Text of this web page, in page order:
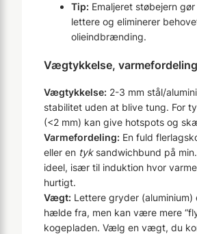
Tip: Emaljeret støbejern
lettere og eliminerer
olieindbrænding.
Vægtykkelse,
Vægtykkelse: 2-3 mm stål/
stabilitet uden at blive tung. For
(<2 mm) kan give hotspots og
Varmefordeling: En fuld
eller en tyksandwichbund på
ideel, især til induktion hvor
hurtigt.
Vægt: Lettere gryder (aluminium)
hælde fra, men kan være mere
kogepladen. Vælg en vægt, du